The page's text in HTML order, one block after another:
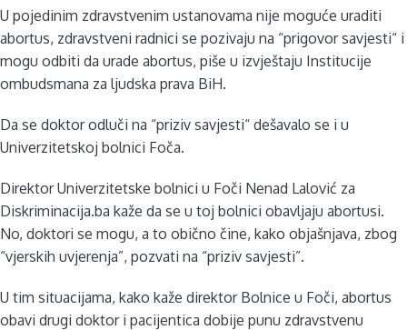
U pojedinim zdravstvenim ustanovama nije moguće uraditi
abortus, zdravstveni radnici se pozivaju na “prigovor savjesti“ i
mogu odbiti da urade abortus, piše u izvještaju Institucije
ombudsmana za ljudska prava BiH.
Da se doktor odluči na “priziv savjesti“ dešavalo se i u
Univerzitetskoj bolnici Foča.
Direktor Univerzitetske bolnici u Foči Nenad Lalović za
Diskriminacija.ba kaže da se u toj bolnici obavljaju abortusi.
No, doktori se mogu, a to obično čine, kako objašnjava, zbog
“vjerskih uvjerenja”, pozvati na “priziv savjesti”.
U tim situacijama, kako kaže direktor Bolnice u Foči, abortus
obavi drugi doktor i pacijentica dobije punu zdravstvenu